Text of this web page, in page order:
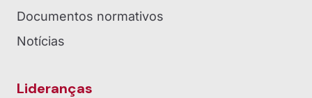
Documentos normativos
Notícias
Lideranças